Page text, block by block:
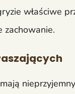
właściwe
zachowanie.